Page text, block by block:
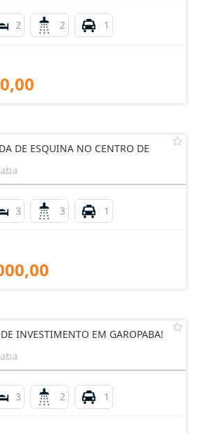
2 2 1
DE ESQUINA NO CENTRO DE
3 3 1
INVESTIMENTO EM GAROPABA!
3 2 1